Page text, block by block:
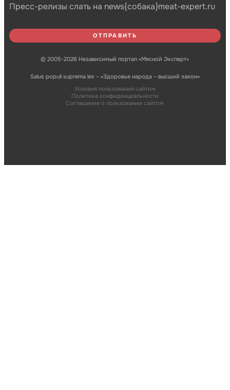
Пресс-релизы слать на news{собака}meat-expert.ru
© 2005-2026 Независимый портал «Мясной Эксперт»
Salus populi suprema lex – «Здоровье народа – высший закон»
Условия пользования сайтом
Политика конфиденциальности
Соглашение о пользовании сайтом